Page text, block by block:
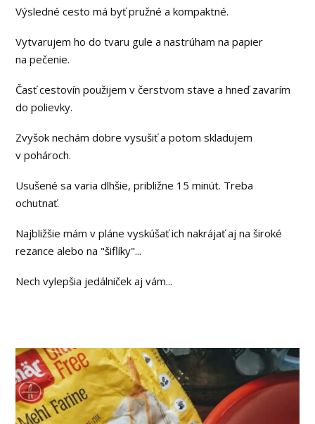
Výsledné cesto má byť pružné a kompaktné.
Vytvarujem ho do tvaru gule a nastrúham na papier
na pečenie.
Časť cestovín použijem v čerstvom stave a hneď zavarím
do polievky.
Zvyšok nechám dobre vysušiť a potom skladujem
v pohároch.
Usušené sa varia dlhšie, približne 15 minút. Treba
ochutnať.
Najbližšie mám v pláne vyskúšať ich nakrájať aj na široké
rezance alebo na "šiflíky"...
Nech vylepšia jedálniček aj vám...